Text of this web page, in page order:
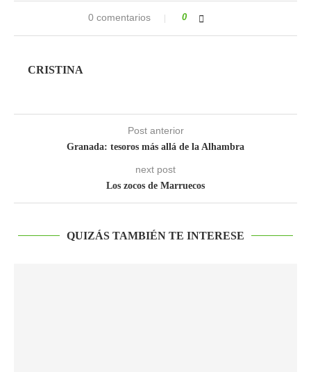
0 comentarios 0
CRISTINA
Post anterior
Granada: tesoros más allá de la Alhambra
next post
Los zocos de Marruecos
QUIZÁS TAMBIÉN TE INTERESE